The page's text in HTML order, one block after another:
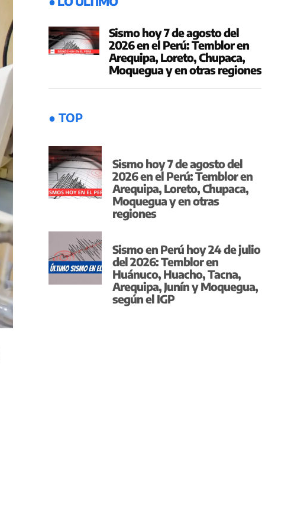
Sismo hoy 7 de agosto del
2026 en el Perú: Temblor en
Arequipa, Loreto, Chupaca,
Moquegua y en otras regiones
● TOP
Sismo hoy 7 de agosto del
2026 en el Perú: Temblor en
Arequipa, Loreto, Chupaca,
Moquegua y en otras
regiones
Sismo en Perú hoy 24 de julio
del 2026: Temblor en
Huánuco, Huacho, Tacna,
Arequipa, Junín y Moquegua,
según el IGP